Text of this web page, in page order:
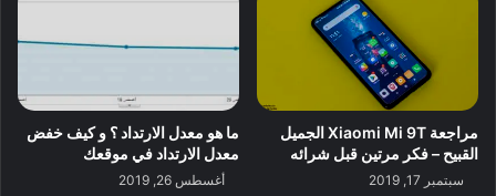
مراجعة Xiaomi Mi 9T الجميل
القبيح – فكر مرتين قبل شرائه
سبتمبر 17, 2019
ما هو معدل الارتداد ؟ و كيف خفض
معدل الارتداد في موقعك
أغسطس 26, 2019